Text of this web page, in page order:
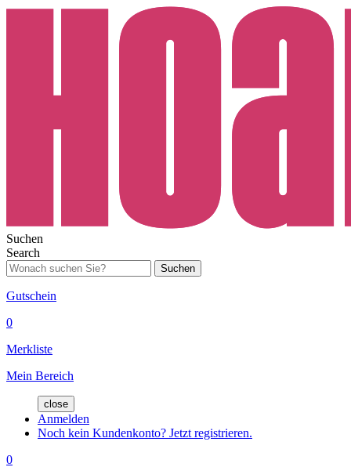
Suchen
Search
Suchen
Gutschein
0
Merkliste
Mein Bereich
close
Anmelden
Noch kein Kundenkonto? Jetzt registrieren.
0